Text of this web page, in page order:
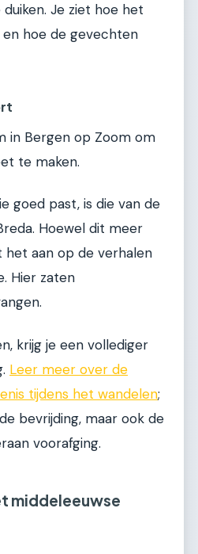
Je ziet hoe het
hoe de gevechten
in Bergen op Zoom om
te maken.
goed past, is die van de
Hoewel dit meer
het aan op de verhalen
Hier zaten
krijg je een vollediger
Leer meer over de
tijdens het wandelen;
bevrijding, maar ook de
voorafging.
middeleeuwse